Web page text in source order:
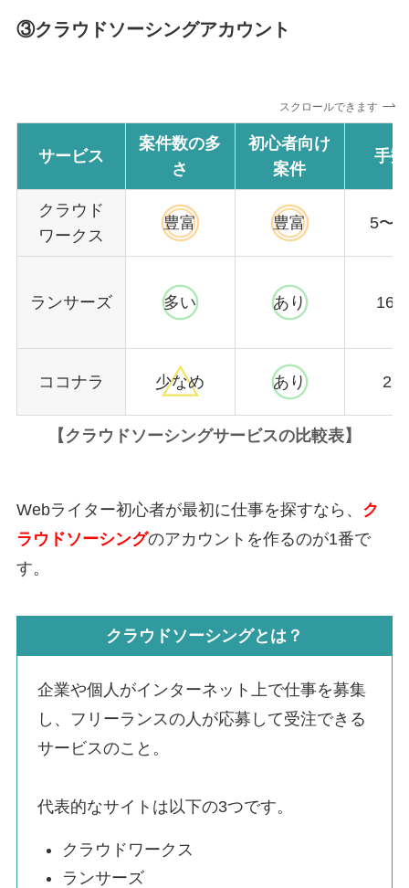
③クラウドソーシングアカウント
スクロールできます
サービス
案件数の多
さ
初心者向け
案件
手
クラウド
ワークス
豊富 豊富 5〜
ランサーズ 多い あり
ココナラ 少なめ あり
【クラウドソーシングサービスの比較表】
Webライター初心者が最初に仕事を探すなら、 ク
ラウドソーシングのアカウントを作るのが1番で
す。
クラウドソーシングとは？
企業や個人がインターネット上で仕事を募集
し、フリーランスの人が応募して受注できる
サービスのこと。
代表的なサイトは以下の3つです。
クラウドワークス
ランサーズ